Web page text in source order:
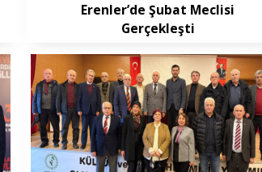
Erenler’de Şubat Meclisi
Gerçekleşti